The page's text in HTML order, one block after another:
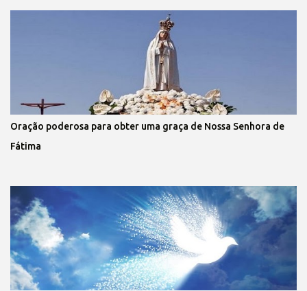
Oração poderosa para obter uma graça de Nossa Senhora de
Fátima